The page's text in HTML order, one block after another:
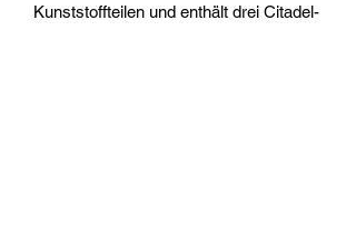
Kunststoffteilen und enthält drei Citadel-